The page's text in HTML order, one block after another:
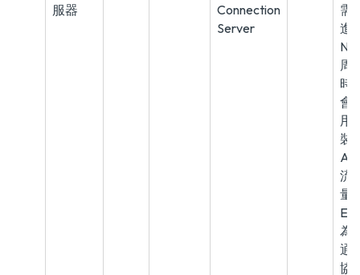
服器
Connection
Server
需
進
周
時
會
用
裝
流
量
為
通
協